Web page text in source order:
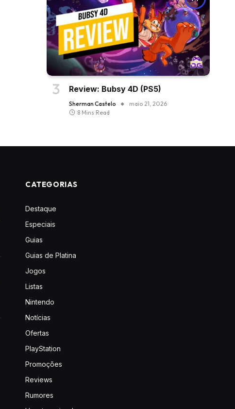
Review: Bubsy 4D (PS5)
Sherman Castelo
maio 21, 2026
8 Mins Read
CATEGORIAS
Destaque
Especiais
Guias
Guias de Platina
Jogos
Listas
Nintendo
Notícias
Ofertas
PlayStation
Promoções
Reviews
Rumores